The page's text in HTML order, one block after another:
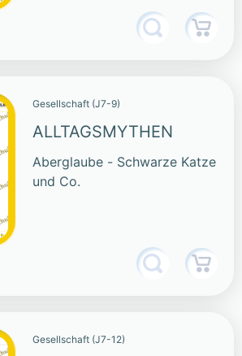
Gesellschaft (J7-9)
ALLTAGSMYTHEN
Aberglaube - Schwarze Katze
und Co.
Gesellschaft (J7-12)